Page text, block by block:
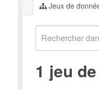
Jeux de
1 jeu